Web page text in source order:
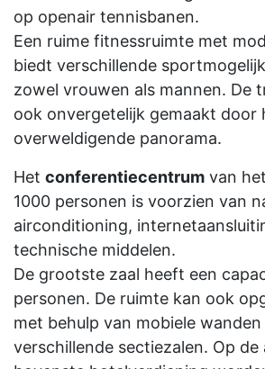
op openair tennisbanen.
Een ruime fitnessruimte met
biedt verschillende
zowel vrouwen als mannen. De
ook onvergetelijk gemaakt door
overweldigende panorama.
Het conferentiecentrum van
1000 personen is voorzien van
airconditioning,
technische middelen.
De grootste zaal heeft een
personen. De ruimte kan ook
met behulp van mobiele wanden
verschillende sectiezalen. Op de